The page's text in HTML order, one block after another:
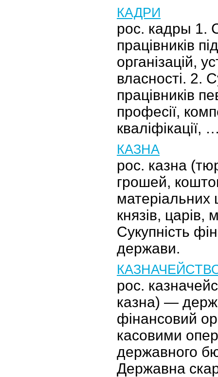
КАДРИ
рос. кадры 1.
працівників
організацій,
власності. 2.
працівників
професії,
кваліфікації,
КАЗНА
рос. казна
грошей,
матеріальних
князів, царів,
Сукупність
держави.
рос.
казна) —
фінансовий
касовими
державного
Державна